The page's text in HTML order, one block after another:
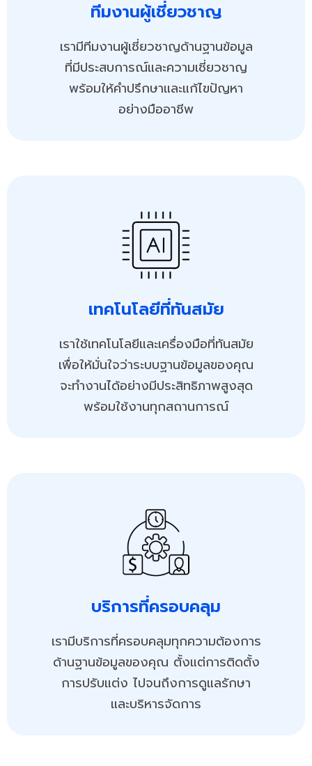
ทีมงานผู้เชี่ยวชาญ
เรามีทีมงานผู้เชี่ยวชาญด้านฐานข้อมูล
ที่มีประสบการณ์และความเชี่ยวชาญ
พร้อมให้คำปรึกษาและแก้ไขปัญหา
อย่างมืออาชีพ
เทคโนโลยีที่ทันสมัย
เราใช้เทคโนโลยีและเครื่องมือที่ทันสมัย
เพื่อให้มั่นใจว่าระบบฐานข้อมูลของคุณ
จะทำงานได้อย่างมีประสิทธิภาพสูงสุด
พร้อมใช้งานทุกสถานการณ์
บริการที่ครอบคลุม
เรามีบริการที่ครอบคลุมทุกความต้องการ
ด้านฐานข้อมูลของคุณ ตั้งแต่การติดตั้ง
การปรับแต่ง ไปจนถึงการดูแลรักษา
และบริหารจัดการ